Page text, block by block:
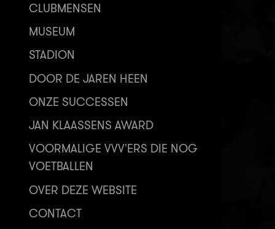
CLUBMENSEN
MUSEUM
STADION
DOOR DE JAREN HEEN
ONZE SUCCESSEN
JAN KLAASSENS AWARD
VOORMALIGE VVV'ERS DIE NOG
VOETBALLEN
OVER DEZE WEBSITE
CONTACT